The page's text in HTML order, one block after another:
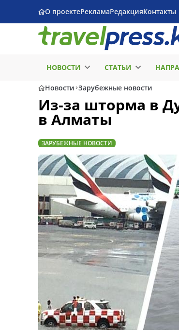
О проектеРекламаРедакцияКонтакты
НОВОСТИ СТАТЬИ
Новости Зарубежные новости
Из-за шторма в
в Алматы
ЗАРУБЕЖНЫЕ НОВОСТИ